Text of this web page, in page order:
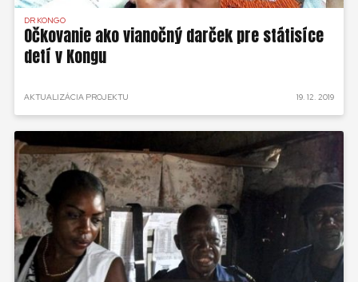
DR KONGO
Očkovanie ako vianočný darček pre státisíce
detí v Kongu
AKTUALIZÁCIA PROJEKTU 19. 12. 2019